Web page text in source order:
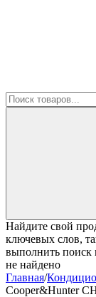
Найдите свой
ключевых слов,
выполнить поиск
не найдено
Главная/
Cooper&Hunter